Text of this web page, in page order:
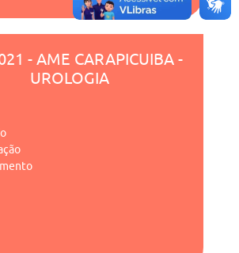
- AME CARAPICUIBA -
UROLOGIA